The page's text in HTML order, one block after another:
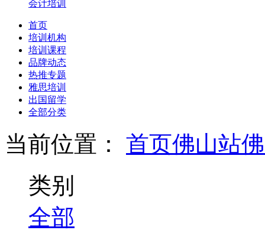
会计培训
首页
培训机构
培训课程
品牌动态
热推专题
雅思培训
出国留学
全部分类
当前位置： 首页佛山站
类别
全部